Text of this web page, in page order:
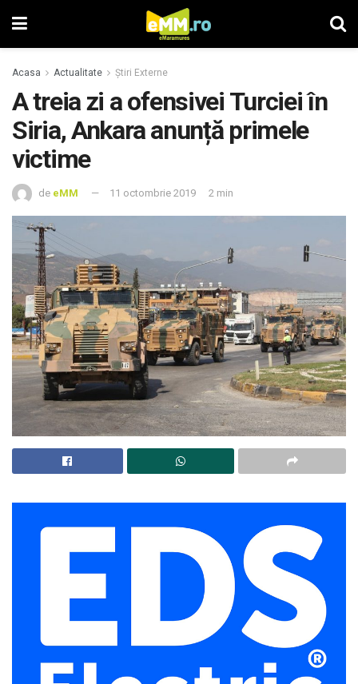
Acasa Actualitate Știri Externe
A treia zi a ofensivei Turciei în
Siria, Ankara anunță primele
victime
de eMM 11 octombrie 2019 2 min